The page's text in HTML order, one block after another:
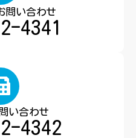
問い合わせ
4341
い合わせ
4342